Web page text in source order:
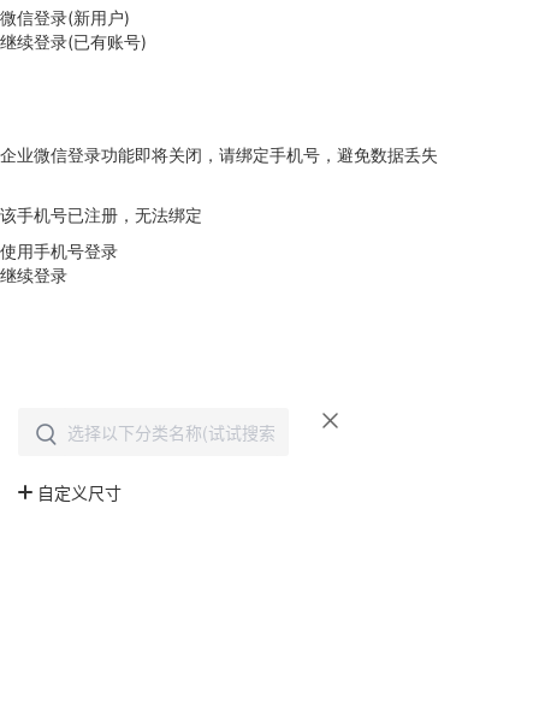
微信登录(新用户)
继续登录(已有账号)
企业微信登录功能即将关闭，请绑定手机号，避免数据丢失
该手机号已注册，无法绑定
使用手机号登录
继续登录